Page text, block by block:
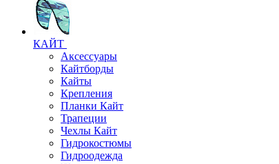
КАЙТ
Аксессуары
Кайтборды
Кайты
Крепления
Планки Кайт
Трапеции
Чехлы Кайт
Гидрокостюмы
Гидроодежда